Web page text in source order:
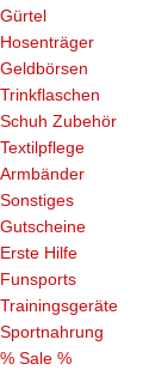
Gürtel
Hosenträger
Geldbörsen
Trinkflaschen
Schuh Zubehör
Textilpflege
Armbänder
Sonstiges
Gutscheine
Erste Hilfe
Funsports
Trainingsgeräte
Sportnahrung
% Sale %